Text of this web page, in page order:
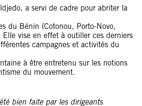
a servi de cadre pour abriter la
du Bénin (Cotonou, Porto-Novo,
vise en effet à outiller ces derniers
campagnes et activités du
à être entretenu sur les notions
du mouvement.
bien faite par les dirigeants